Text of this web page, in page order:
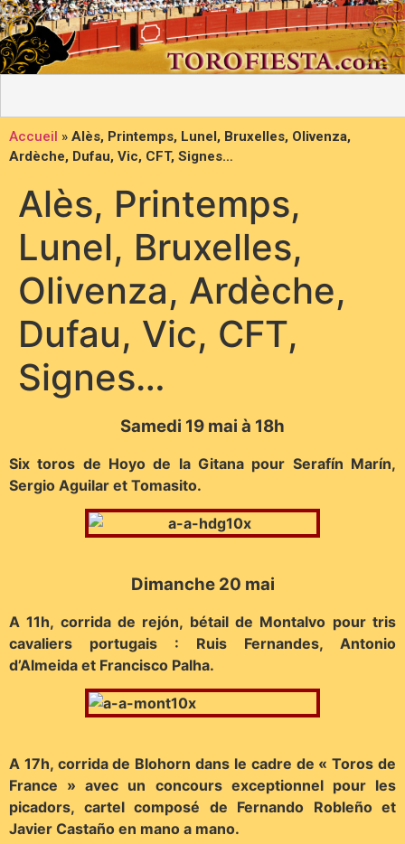
Accueil » Alès, Printemps, Lunel, Bruxelles, Olivenza,
Ardèche, Dufau, Vic, CFT, Signes…
Alès, Printemps,
Lunel, Bruxelles,
Olivenza, Ardèche,
Dufau, Vic, CFT,
Signes…
Samedi 19 mai à 18h
Six toros de Hoyo de la Gitana pour Serafín Marín,
Sergio Aguilar et Tomasito.
Dimanche 20 mai
A 11h, corrida de rejón, bétail de Montalvo pour tris
cavaliers portugais : Ruis Fernandes, Antonio
d’Almeida et Francisco Palha.
A 17h, corrida de Blohorn dans le cadre de « Toros de
France » avec un concours exceptionnel pour les
picadors, cartel composé de Fernando Robleño et
Javier Castaño en mano a mano.